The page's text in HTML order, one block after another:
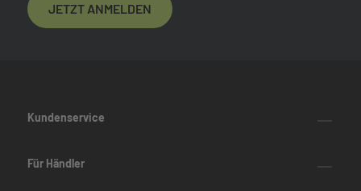
JETZT ANMELDEN
Kundenservice
Für Händler